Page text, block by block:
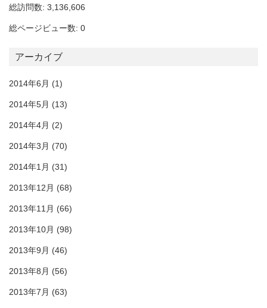
総訪問数: 3,136,606
総ページビュー数: 0
アーカイブ
2014年6月 (1)
2014年5月 (13)
2014年4月 (2)
2014年3月 (70)
2014年1月 (31)
2013年12月 (68)
2013年11月 (66)
2013年10月 (98)
2013年9月 (46)
2013年8月 (56)
2013年7月 (63)